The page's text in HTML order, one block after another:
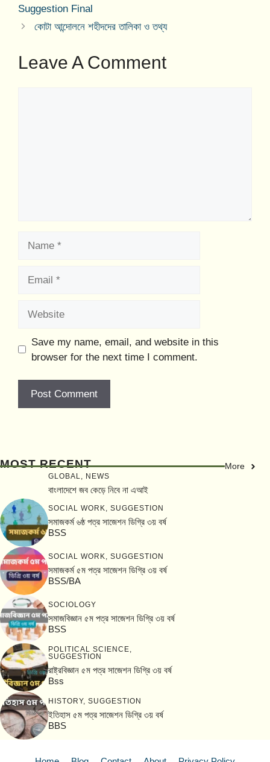
Suggestion Final
কোটা আন্দোলনে শহীদদের তালিকা ও তথ্য
Leave A Comment
Save my name, email, and website in this
browser for the next time I comment.
MOST RECENT More
GLOBAL, NEWS
বাংলাদেশে জব কেড়ে নিবে না এআই
SOCIAL WORK SUGGESTION
সমাজকর্ম ৬ষ্ঠ পত্র সাজেশন ডিগ্রি ৩য় বর্ষ
BSS
SOCIAL WORK SUGGESTION
সমাজকর্ম ৫ম পত্র সাজেশন ডিগ্রি ৩য় বর্ষ
BSS/BA
SOCIOLOGY
সমাজবিজ্ঞান ৫ম পত্র সাজেশন ডিগ্রি ৩য় বর্ষ
BSS
POLITICAL SCIENCE
SUGGESTION
রাষ্ট্রবিজ্ঞান ৫ম পত্র সাজেশন ডিগ্রি ৩য় বর্ষ
Bss
HISTORY, SUGGESTION
ইতিহাস ৫ম পত্র সাজেশন ডিগ্রি ৩য় বর্ষ
BBS